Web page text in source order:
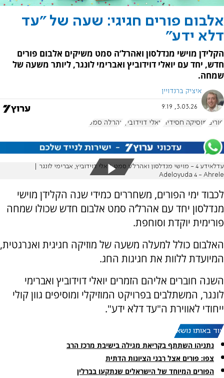
אלבום פורים חגיגי: שעה של "עד
דלא ידע"
הקלידן מוישי מנדלסון ואהרל’ה סמט משיקים אלבום פורים
חדש, יחד עם יואלי דוידוביץ ואברימי לונגר, ליותר משעה של
שמחה.
איציק ברנדויין
3.03.26, 9:19
פורים מוסיקה חסידית יואלי דוידוביץ אהרלה סמט
עדלאידע 4 - מוישי מנדלסון ואהרל’ע סמט, יואלי דוידוביץ, אברימי לונגר |
Adeloyuda 4 - Ahrele
לכבוד ימי הפורים, משחררים כמידי שנה הקלידן מוישי
מנדלסון יחד עם אהרל’ה סמט אלבום חדש שכולו שמחה
פורימית יוקדת וסוחפת.
האלבום כולל למעלה משעה של מוזיקה חגיגית ואנרגטית,
המיועדת ללוות את חגיגות החג.
השנה חוברים אליהם הזמרים יואלי דוידוביץ ואברימי
לונגר, המשתלבים בפרויקט המוזיקלי ומוסיפים גוון קולי
ייחודי לאווירת ה"עד דלא ידע".
עוד באותו נושא:
נתניהו השתתף בקריאת מגילה בישיבת מרכז הרב
צפו: פורים אצל רבני הציונות הדתית
הפורים המיוחד של הישראלים שנתקעו בברלין